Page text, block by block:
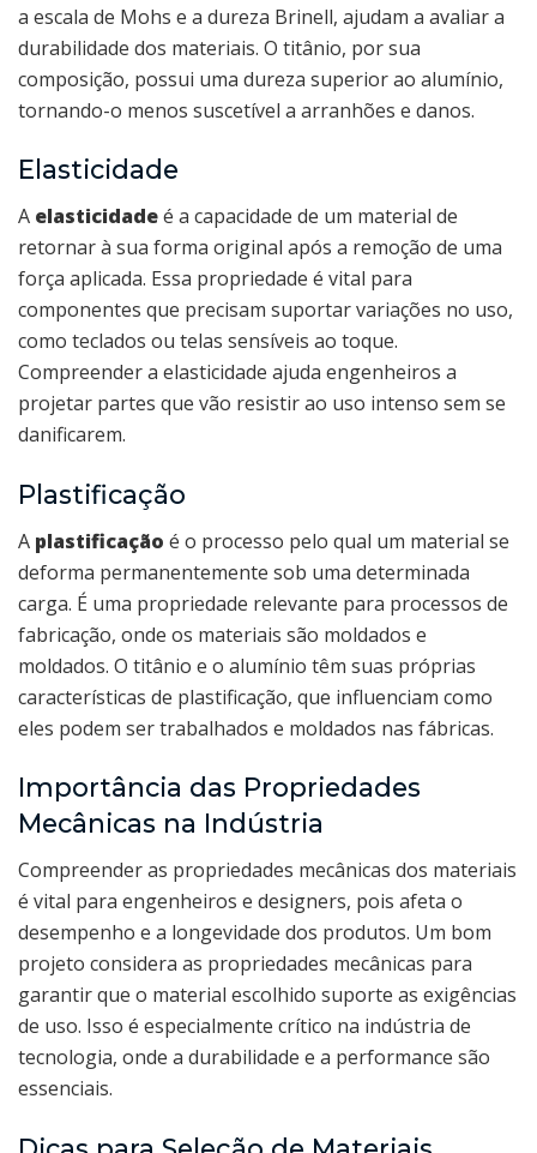
a escala de Mohs e a dureza Brinell, ajudam a avaliar a
durabilidade dos materiais. O titânio, por sua
composição, possui uma dureza superior ao alumínio,
tornando-o menos suscetível a arranhões e danos.
Elasticidade
A elasticidadeé a capacidade de um material de
retornar à sua forma original após a remoção de uma
força aplicada. Essa propriedade é vital para
componentes que precisam suportar variações no uso,
como teclados ou telas sensíveis ao toque.
Compreender a elasticidade ajuda engenheiros a
projetar partes que vão resistir ao uso intenso sem se
danificarem.
Plastificação
A plastificação é o processo pelo qual um material se
deforma permanentemente sob uma determinada
carga. É uma propriedade relevante para processos de
fabricação, onde os materiais são moldados e
moldados. O titânio e o alumínio têm suas próprias
características de plastificação, que influenciam como
eles podem ser trabalhados e moldados nas fábricas.
Importância das Propriedades
Mecânicas na Indústria
Compreender as propriedades mecânicas dos materiais
é vital para engenheiros e designers, pois afeta o
desempenho e a longevidade dos produtos. Um bom
projeto considera as propriedades mecânicas para
garantir que o material escolhido suporte as exigências
de uso. Isso é especialmente crítico na indústria de
tecnologia, onde a durabilidade e a performance são
essenciais.